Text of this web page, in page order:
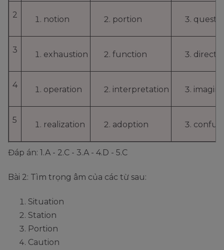
2 notion portion
3 exhaustion function
4 operation interpretation
5 realization adoption
Đáp án: 1.A - 2.C - 3.A - 4.D - 5.C
Bài 2: Tìm trọng âm của các từ sau:
Situation
Station
Portion
Caution